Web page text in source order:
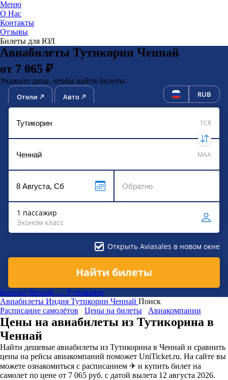
Меню
О Нас
Контакты
Отзывы
Билеты для ЮЛ
Авиабилеты Тутикорин Ченнай
от 7 065 ₽
Укажите даты, чтобы найти билеты:
Отели Авто RUB
TCR
MAA
1 пассажир
Эконом класс
Открыть Aviasales в новом окне
Найти билеты
Билеты Ченнай → Тутикорин
Авиабилеты Индия Тутикорин Ченнай Поиск
Расписание самолётов
Цены на билеты Авиакомпании
Цены на авиабилеты из Тутикорина в
Ченнай
Найти дешевые авиабилеты из Тутикорина в Ченнай и сравнить
цены на рейсы авиакомпаний поможет UniTicket.ru. На сайте вы
можете ознакомиться с расписанием ✈ и купить билет на
самолет по цене от 7 065 руб. с датой вылета 12 августа 2026.